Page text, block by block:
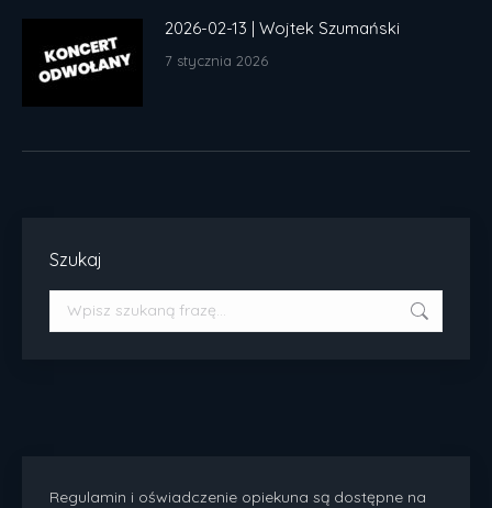
2026-02-13 | Wojtek Szumański
7 stycznia 2026
Szukaj
Szukaj:
Regulamin i oświadczenie opiekuna są dostępne na